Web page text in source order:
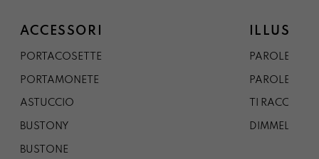
ACCESSORI
PORTACOSETTE
PORTAMONETE
ASTUCCIO
BUSTONY
BUSTONE
PAROLE DAL
PAROLE DA
TI
DIMMELO